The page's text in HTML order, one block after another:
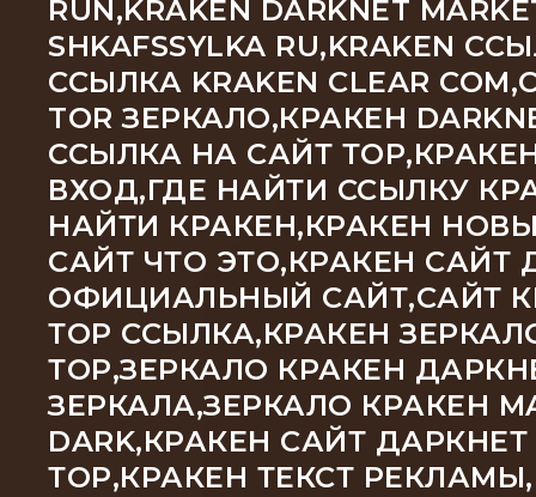
RUN,KRAKEN DARKNET
SHKAFSSYLKA RU,KRAKEN
ССЫЛКА KRAKEN CLEAR
TOR ЗЕРКАЛО,КРАКЕН
ССЫЛКА НА САЙТ
ВХОД,ГДЕ НАЙТИ ССЫЛКУ
НАЙТИ КРАКЕН,КРАКЕН
САЙТ ЧТО ЭТО,КРАКЕН САЙТ
ОФИЦИАЛЬНЫЙ САЙТ,САЙТ
ТОР ССЫЛКА,КРАКЕН
ТОР,ЗЕРКАЛО КРАКЕН
ЗЕРКАЛА,ЗЕРКАЛО КРАКЕН
DARK,КРАКЕН САЙТ
ТОР,КРАКЕН ТЕКСТ